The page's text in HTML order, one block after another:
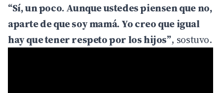
“Sí, un poco. Aunque ustedes piensen que no,
aparte de que soy mamá. Yo creo que igual
hay que tener respeto por los hijos”, sostuvo.